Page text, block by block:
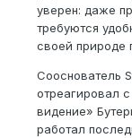
уверен: даже
требуются
своей природе
Сооснователь
отреагировал
видение»
работал